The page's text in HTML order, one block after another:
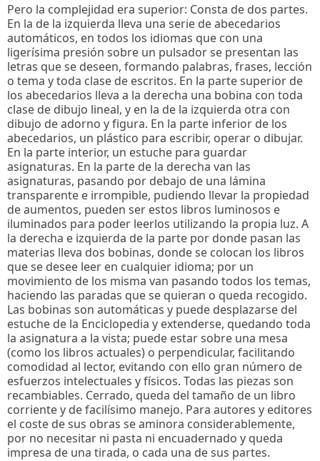
Pero la complejidad era superior: Consta de dos partes.
En la de la izquierda lleva una serie de abecedarios
automáticos, en todos los idiomas que con una
ligerísima presión sobre un pulsador se presentan las
letras que se deseen, formando palabras, frases, lección
o tema y toda clase de escritos. En la parte superior de
los abecedarios lleva a la derecha una bobina con toda
clase de dibujo lineal, y en la de la izquierda otra con
dibujo de adorno y figura. En la parte inferior de los
abecedarios, un plástico para escribir, operar o dibujar.
En la parte interior, un estuche para guardar
asignaturas. En la parte de la derecha van las
asignaturas, pasando por debajo de una lámina
transparente e irrompible, pudiendo llevar la propiedad
de aumentos, pueden ser estos libros luminosos e
iluminados para poder leerlos utilizando la propia luz. A
la derecha e izquierda de la parte por donde pasan las
materias lleva dos bobinas, donde se colocan los libros
que se desee leer en cualquier idioma; por un
movimiento de los misma van pasando todos los temas,
haciendo las paradas que se quieran o queda recogido.
Las bobinas son automáticas y puede desplazarse del
estuche de la Enciclopedia y extenderse, quedando toda
la asignatura a la vista; puede estar sobre una mesa
(como los libros actuales) o perpendicular, facilitando
comodidad al lector, evitando con ello gran número de
esfuerzos intelectuales y físicos. Todas las piezas son
recambiables. Cerrado, queda del tamaño de un libro
corriente y de facilísimo manejo. Para autores y editores
el coste de sus obras se aminora considerablemente,
por no necesitar ni pasta ni encuadernado y queda
impresa de una tirada, o cada una de sus partes.